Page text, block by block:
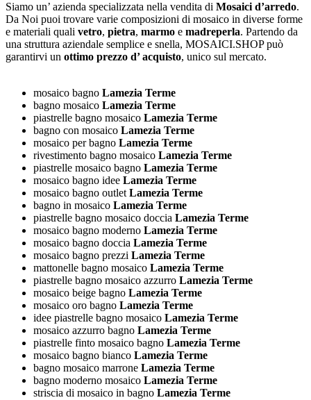
Siamo un’ azienda specializzata nella vendita di Mosaici d’arredo.
Da Noi puoi trovare varie composizioni di mosaico in diverse forme
e materiali quali vetro, pietra, marmo e madreperla. Partendo da
una struttura aziendale semplice e snella, MOSAICI.SHOP può
garantirvi un ottimo prezzo d’ acquisto, unico sul mercato.
mosaico bagno Lamezia Terme
bagno mosaico Lamezia Terme
piastrelle bagno mosaico Lamezia Terme
bagno con mosaico Lamezia Terme
mosaico per bagno Lamezia Terme
rivestimento bagno mosaico Lamezia Terme
piastrelle mosaico bagno Lamezia Terme
mosaico bagno idee Lamezia Terme
mosaico bagno outletLamezia Terme
bagno in mosaico Lamezia Terme
piastrelle bagno mosaico doccia Lamezia Terme
mosaico bagno moderno Lamezia Terme
mosaico bagno doccia Lamezia Terme
mosaico bagno prezzi Lamezia Terme
mattonelle bagno mosaico Lamezia Terme
piastrelle bagno mosaico azzurro Lamezia Terme
mosaico beige bagno Lamezia Terme
mosaico oro bagno Lamezia Terme
idee piastrelle bagno mosaico Lamezia Terme
mosaico azzurro bagno Lamezia Terme
piastrelle finto mosaico bagno Lamezia Terme
mosaico bagno bianco Lamezia Terme
bagno mosaico marrone Lamezia Terme
bagno moderno mosaico Lamezia Terme
striscia di mosaico in bagno Lamezia Terme